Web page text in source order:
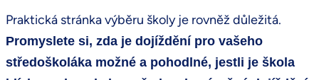
Praktická stránka výběru školy je rovněž důležitá.
Promyslete si, zda je dojíždění pro vašeho
středoškoláka možné a pohodlné, jestli je škola